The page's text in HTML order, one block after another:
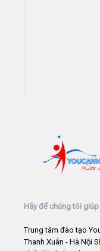
Hãy để chúng tôi
Trung tâm đào tạo
Thanh Xuân - Hà Nội